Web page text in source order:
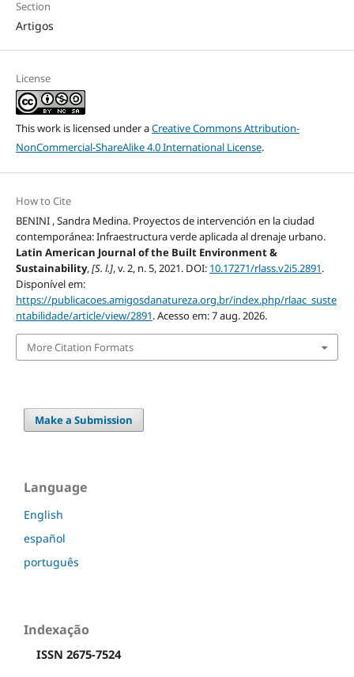
Section
Artigos
License
This work is licensed under aCreative Commons Attribution-
NonCommercial-ShareAlike 4.0 International License.
How to Cite
BENINI , Sandra Medina. Proyectos de intervención en la ciudad
contemporánea: Infraestructura verde aplicada al drenaje urbano.
Latin American Journal of the Built Environment &
Sustainability,[S. l.], v. 2, n. 5, 2021. DOI: 10.17271/rlass.v2i5.2891.
Disponível em:
https://publicacoes.amigosdanatureza.org.br/index.php/rlaac_suste
ntabilidade/article/view/2891. Acesso em: 7 aug. 2026.
More Citation Formats
Make a Submission
Language
English
español
português
Indexação
ISSN 2675-7524